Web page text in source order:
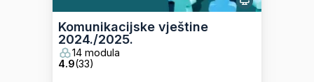
Komunikacijske vještine
2024./2025.
14 modula
4.9(33)